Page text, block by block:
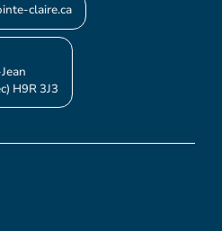
claire.ca
H9R 3J3